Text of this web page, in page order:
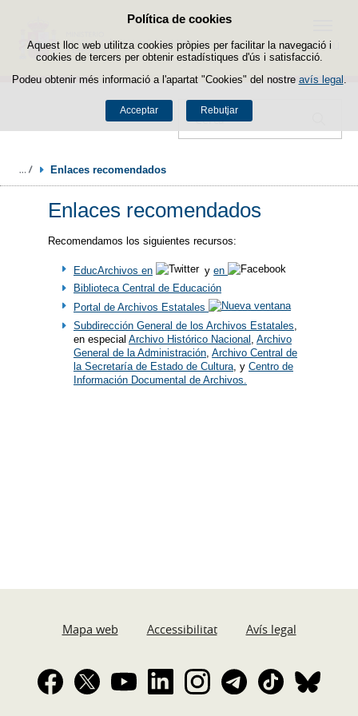
Política de cookies
Aquest lloc web utilitza cookies pròpies per facilitar la navegació i
cookies de tercers per obtenir estadístiques d'ús i satisfacció.
Podeu obtenir més informació a l'apartat "Cookies" del nostre avís legal
Acceptar Rebutjar
Passar al contingut
Cercador
Menú
Enlaces recomendados
Enlaces recomendados
Recomendamos los siguientes recursos:
EducArchivos en yen
Biblioteca Central de Educación
Portal de Archivos Estatales
Subdirección General de los Archivos Estatales
en especial Archivo Histórico Nacional Archivo
General de la Administración, Archivo Central de
la Secretaría de Estado de Cultura, y Centro de
Información Documental de Archivos.
Mapa web Accessibilitat Avís legal